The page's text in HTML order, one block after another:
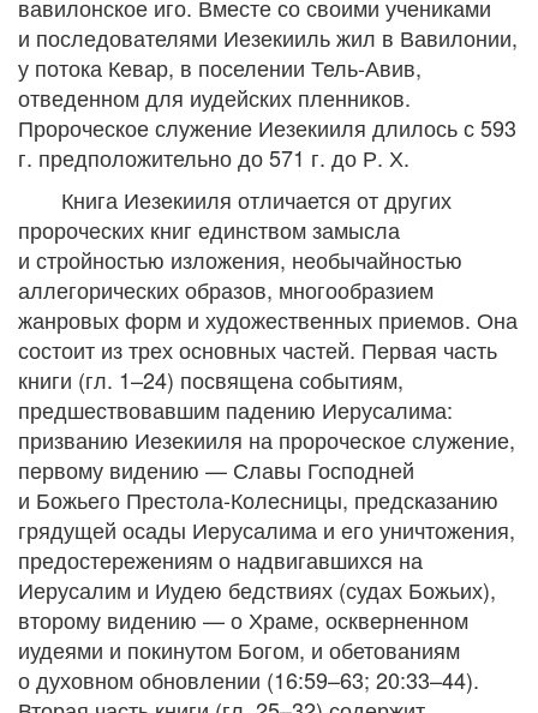
вавилонское иго. Вместе со своими учениками
и последователями Иезекииль жил в Вавилонии,
у потока Кевар, в поселении Тель-Авив,
отведенном для иудейских пленников.
Пророческое служение Иезекииля длилось с 593
г. предположительно до 571 г. до Р. Х.
Книга Иезекииля отличается от других
пророческих книг единством замысла
и стройностью изложения, необычайностью
аллегорических образов, многообразием
жанровых форм и художественных приемов. Она
состоит из трех основных частей. Первая часть
книги (гл. 1–24) посвящена событиям,
предшествовавшим падению Иерусалима:
призванию Иезекииля на пророческое служение,
первому видению — Славы Господней
и Божьего Престола-Колесницы, предсказанию
грядущей осады Иерусалима и его уничтожения,
предостережениям о надвигавшихся на
Иерусалим и Иудею бедствиях (судах Божьих),
второму видению — о Храме, оскверненном
иудеями и покинутом Богом, и обетованиям
о духовном обновлении (16:59–63; 20:33–44).